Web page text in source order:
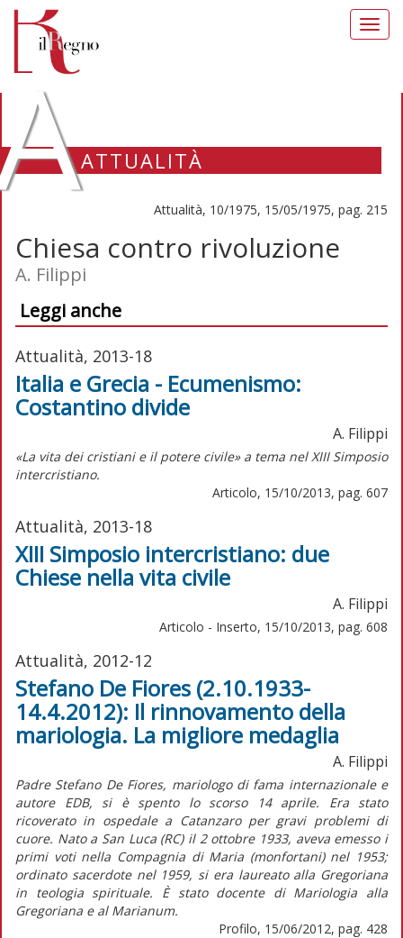
ATTUALITÀ
Attualità, 10/1975, 15/05/1975, pag. 215
Chiesa contro rivoluzione
A. Filippi
Leggi anche
Attualità, 2013-18
Italia e Grecia - Ecumenismo:
Costantino divide
A. Filippi
«La vita dei cristiani e il potere civile» a tema nel XIII Simposio
intercristiano.
Articolo, 15/10/2013, pag. 607
Attualità, 2013-18
XIII Simposio intercristiano: due
Chiese nella vita civile
A. Filippi
Articolo - Inserto, 15/10/2013, pag. 608
Attualità, 2012-12
Stefano De Fiores (2.10.1933-
14.4.2012): Il rinnovamento della
mariologia. La migliore medaglia
A. Filippi
Padre Stefano De Fiores, mariologo di fama internazionale e
autore EDB, si è spento lo scorso 14 aprile. Era stato
ricoverato in ospedale a Catanzaro per gravi problemi di
cuore. Nato a San Luca (RC) il 2 ottobre 1933, aveva emesso i
primi voti nella Compagnia di Maria (monfortani) nel 1953;
ordinato sacerdote nel 1959, si era laureato alla Gregoriana
in teologia spirituale. È stato docente di Mariologia alla
Gregoriana e al Marianum.
Profilo, 15/06/2012, pag. 428